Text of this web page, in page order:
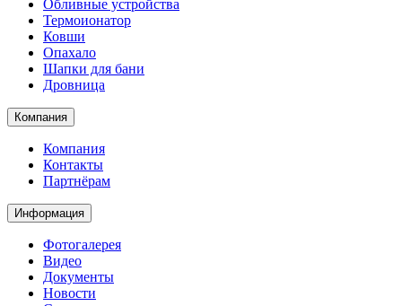
Обливные устройства
Термоионатор
Ковши
Опахало
Шапки для бани
Дровница
Компания
Компания
Контакты
Партнёрам
Информация
Фотогалерея
Видео
Документы
Новости